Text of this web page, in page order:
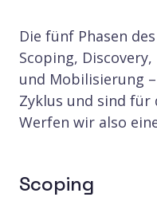
Die fünf Phasen
Scoping,
und Mobilisierung
Zyklus und sind für
Werfen wir also
Scoping